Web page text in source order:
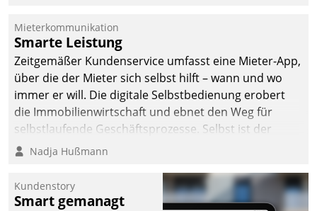
Mieterkommunikation
Smarte Leistung
Zeitgemäßer Kundenservice umfasst eine Mieter-App,
über die der Mieter sich selbst hilft – wann und wo
immer er will. Die digitale Selbstbedienung erobert
die Immobilienwirtschaft und ebnet den Weg für
selbstlaufende Geschäftsprozesse. Selbst ist der
Kunde und smart der Serviceanbieter.
Nadja Hußmann
Kundenstory
Smart gemanagt